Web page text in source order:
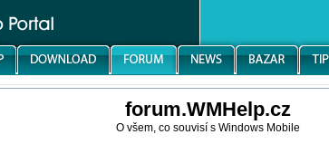
forum.WMHelp.cz
O všem, co souvisí s Windows Mobile